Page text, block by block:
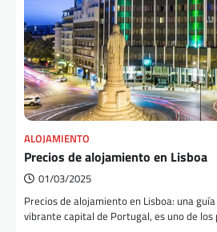
ALOJAMIENTO
Precios de alojamiento en Lisboa
01/03/2025
Precios de alojamiento en Lisboa: una
vibrante capital de Portugal, es uno de